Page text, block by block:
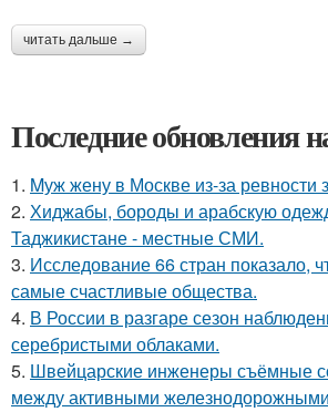
читать дальше →
Последние обновления
1. Mуж жену в Москве из-за ревности
2. Хиджабы, бороды и арабскую
Таджикистане - местные СМИ.
3. Исследование 66 стран показало,
самые счастливые общества.
4. В России в разгаре сезон
серебристыми облаками.
5. Швейцарские инженеры съёмные
между активными